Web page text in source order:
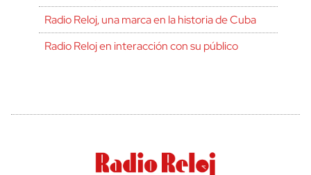
Radio Reloj, una marca en la historia de Cuba
Radio Reloj en interacción con su público